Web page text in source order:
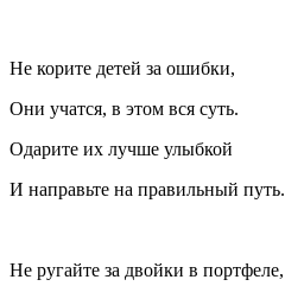
Не корите детей за ошибки,
Они учатся, в этом вся суть.
Одарите их лучше улыбкой
И направьте на правильный путь.
Не ругайте за двойки в портфеле,